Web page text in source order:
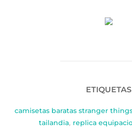
ETIQUETAS
camisetas baratas stranger
tailandia, replica